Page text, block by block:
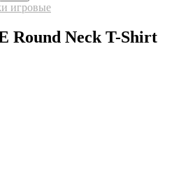
игровые
Round Neck T-Shirt